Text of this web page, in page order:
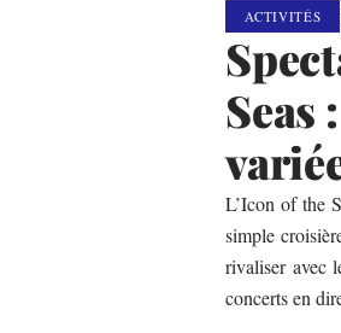
ACTIVITÉS
Seas
L’Icon of the
simple
rivaliser avec
concerts en